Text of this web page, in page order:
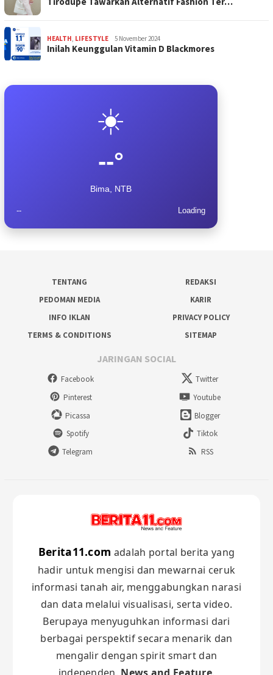
HEALTH LIFESTYLE 5 November 2024
Inilah Keunggulan Vitamin D Blackmores
☀️
--°
Bima, NTB
-- Loading
TENTANG
REDAKSI
PEDOMAN MEDIA
KARIR
INFO IKLAN
PRIVACY POLICY
TERMS & CONDITIONS
SITEMAP
JARINGAN SOCIAL
Facebook
Twitter
Pinterest
Youtube
Picassa
Blogger
Spotify
Tiktok
Telegram
RSS
Berita11.com adalah portal berita yang
hadir untuk mengisi dan mewarnai ceruk
informasi tanah air, menggabungkan narasi
dan data melalui visualisasi, serta video.
Berupaya menyuguhkan informasi dari
berbagai perspektif secara menarik dan
mengalir dengan spirit smart dan